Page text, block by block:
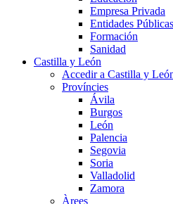
Empresa Privada
Entidades
Formación
Sanidad
Castilla y León
Accedir a Castilla y
Províncies
Ávila
Burgos
León
Palencia
Segovia
Soria
Valladolid
Zamora
Àrees